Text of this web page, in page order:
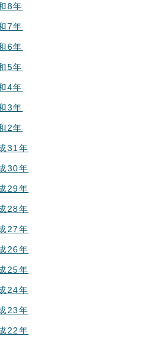
8年
7年
6年
5年
4年
3年
2年
31年
30年
29年
28年
27年
26年
25年
24年
23年
22年